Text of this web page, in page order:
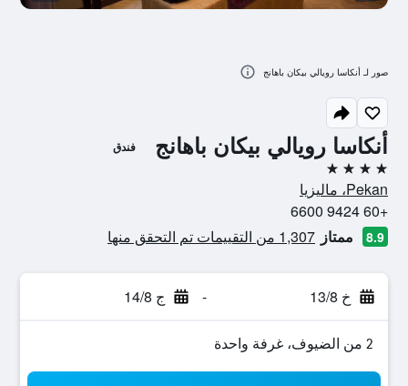
أنكاسا رويالي بيكان باهانج فندق
4 نجوم
Pekan، ماليزيا
+60 9424 6600
8.9 ممتاز 1,307 من التقييمات تم التحقق منها
خ 13/8 - ج 14/8
2 من الضيوف، غرفة واحدة
صور لـ أنكاسا رويالي بيكان باهانج